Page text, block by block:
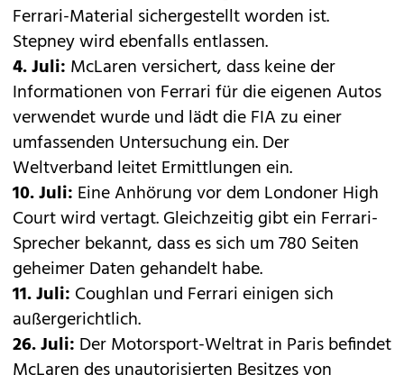
Ferrari-Material sichergestellt worden ist.
Stepney wird ebenfalls entlassen.
4. Juli: McLaren versichert, dass keine der
Informationen von Ferrari für die eigenen Autos
verwendet wurde und lädt die FIA zu einer
umfassenden Untersuchung ein. Der
Weltverband leitet Ermittlungen ein.
10. Juli: Eine Anhörung vor dem Londoner High
Court wird vertagt. Gleichzeitig gibt ein Ferrari-
Sprecher bekannt, dass es sich um 780 Seiten
geheimer Daten gehandelt habe.
11. Juli: Coughlan und Ferrari einigen sich
außergerichtlich.
26. Juli: Der Motorsport-Weltrat in Paris befindet